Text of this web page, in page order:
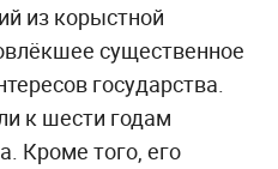
из корыстной
существенное
государства.
к шести годам
Кроме того, его